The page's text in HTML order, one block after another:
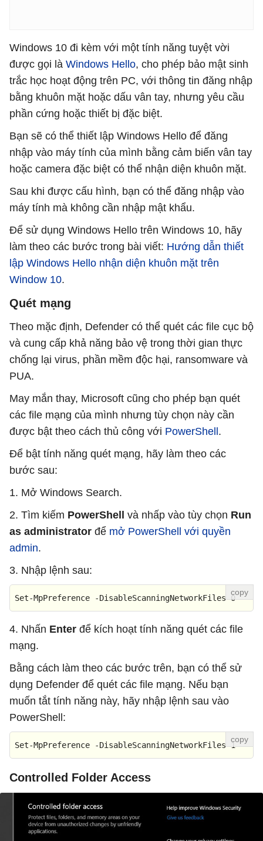
Windows 10 đi kèm với một tính năng tuyệt vời
được gọi là Windows Hello, cho phép bảo mật sinh
trắc học hoạt động trên PC, với thông tin đăng nhập
bằng khuôn mặt hoặc dấu vân tay, nhưng yêu cầu
phần cứng hoặc thiết bị đặc biệt.
Bạn sẽ có thể thiết lập Windows Hello để đăng
nhập vào máy tính của mình bằng cảm biến vân tay
hoặc camera đặc biệt có thể nhận diện khuôn mặt.
Sau khi được cấu hình, bạn có thể đăng nhập vào
máy tính mà không cần nhập mật khẩu.
Để sử dụng Windows Hello trên Windows 10, hãy
làm theo các bước trong bài viết: Hướng dẫn thiết
lập Windows Hello nhận diện khuôn mặt trên
Window 10.
Quét mạng
Theo mặc định, Defender có thể quét các file cục bộ
và cung cấp khả năng bảo vệ trong thời gian thực
chống lại virus, phần mềm độc hại, ransomware và
PUA.
May mắn thay, Microsoft cũng cho phép bạn quét
các file mạng của mình nhưng tùy chọn này cần
được bật theo cách thủ công với PowerShell.
Để bật tính năng quét mạng, hãy làm theo các
bước sau:
1. Mở Windows Search.
2. Tìm kiếm PowerShell và nhấp vào tùy chọn Run
as administrator để mở PowerShell với quyền
admin.
3. Nhập lệnh sau:
Set-MpPreference -DisableScanningNetworkFiles 0
4. Nhấn Enter để kích hoạt tính năng quét các file
mạng.
Bằng cách làm theo các bước trên, bạn có thể sử
dụng Defender để quét các file mạng. Nếu bạn
muốn tắt tính năng này, hãy nhập lệnh sau vào
PowerShell:
Set-MpPreference -DisableScanningNetworkFiles 1
Controlled Folder Access